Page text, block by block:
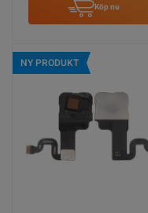
Köp nu
NY PRODUKT